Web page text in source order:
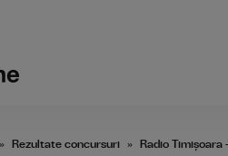
Rezultate concursuri Radio Timișoara